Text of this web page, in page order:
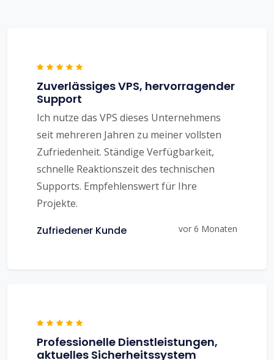
Zuverlässiges VPS, hervorragender
Support
Ich nutze das VPS dieses Unternehmens
seit mehreren Jahren zu meiner vollsten
Zufriedenheit. Ständige Verfügbarkeit,
schnelle Reaktionszeit des technischen
Supports. Empfehlenswert für Ihre
Projekte.
Zufriedener Kunde vor 6 Monaten
Professionelle Dienstleistungen,
aktuelles Sicherheitssystem